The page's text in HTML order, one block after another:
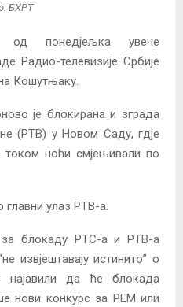
БХРТ
понедјељка увече
Радио-телевизије Србије
Кошутњаку.
је блокирана и зграда
(РТВ) у Новом Саду, гдје
током ноћи смјењивали по
главни улаз РТВ-а.
за блокаду РТС-а и РТВ-а
извјештавају истинито” о
најавили да ће блокада
нови конкурс за РЕМ или